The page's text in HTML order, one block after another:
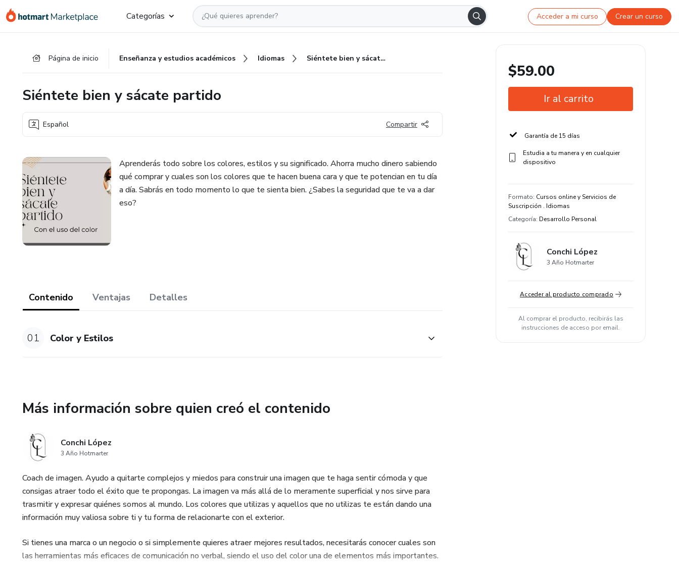
Categorías Acceder a mi curso Crear un curso
Página de inicio Enseñanza y estudios académicos Idiomas Siéntete bien y sácate partido
Siéntete bien y sácate partido
Español Compartir
Aprenderás todo sobre los colores, estilos y su significado. Ahorra mucho dinero sabiendo
qué comprar y cuales son los colores que te hacen buena cara y que te potencian en tu día
a día. Sabrás en todo momento lo que te sienta bien. ¿Sabes la seguridad que te va a dar
eso?
Contenido Ventajas Detalles
01 Color y Estilos
Más información sobre quien creó el contenido
Conchi López
3 Año Hotmarter
Coach de imagen. Ayudo a quitarte complejos y miedos para construir una imagen que te haga sentir cómoda y que
consigas atraer todo el éxito que te propongas. La imagen va más allá de lo meramente superficial y nos sirve para
trasmitir y expresar quiénes somos al mundo. Los colores que utilizas y aquellos que no utilizas te están dando una
información muy valiosa sobre ti y tu forma de relacionarte con el exterior.
Si tienes una marca o un negocio o si simplemente quieres atraer mejores resultados, necesitarás conocer cuales son
las herramientas más eficaces de comunicación no verbal, siendo el uso del color una de elementos más importantes.
$59.00
Ir al carrito
Garantía de 15 días
Estudia a tu manera y en cualquier
dispositivo
Formato: Cursos online y Servicios de
Suscripción . Idiomas
Categoría: Desarrollo Personal
Conchi López
3 Año Hotmarter
Acceder al producto comprado
Al comprar el producto, recibirás las
instrucciones de acceso por email.